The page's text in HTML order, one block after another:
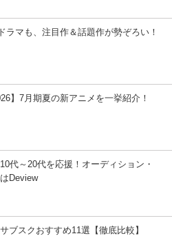
ラマも、注目作＆話題作が勢ぞろい！
】7月期夏の新アニメを一挙紹介！
代～20代を応援！オーディション・
Deview
ブスクおすすめ11選【徹底比較】